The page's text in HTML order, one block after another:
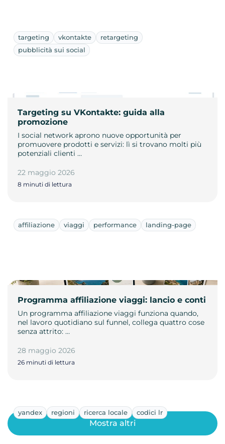
targeting vkontakte
retargeting
pubblicità sui social
Targeting su VKontakte: guida alla
promozione
I social network aprono nuove opportunità per
promuovere prodotti e servizi: lì si trovano molti più
potenziali clienti …
22 maggio 2026
8 minuti di lettura
affiliazione viaggi performance landing-page
Programma affiliazione viaggi: lancio e conti
Un programma affiliazione viaggi funziona quando,
nel lavoro quotidiano sul funnel, collega quattro cose
senza attrito: …
28 maggio 2026
26 minuti di lettura
yandex regioni ricerca locale codici lr
Mostra altri